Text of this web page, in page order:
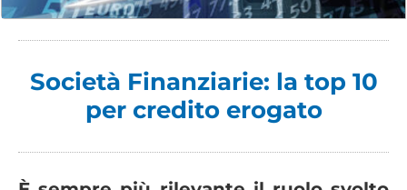
Società Finanziarie: la top 10
per credito erogato